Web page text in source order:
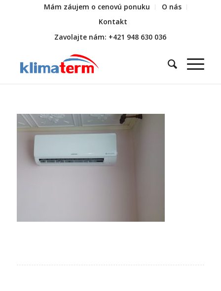
Mám záujem o cenovú ponuku
O nás
Kontakt
Zavolajte nám: +421 948 630 036